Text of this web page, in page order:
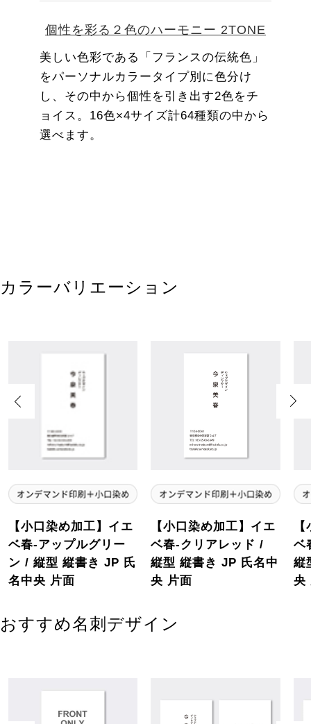
個性を彩る２色のハーモニー 2TONE
美しい色彩である「フランスの伝統色」
をパーソナルカラータイプ別に色分け
し、その中から個性を引き出す2色をチ
ョイス。16色×4サイズ計64種類の中から
選べます。
カラーバリエーション
【小口染め加工】イエ
ベ春-アップルグリー
ン / 縦型 縦書き JP 氏
名中央 片面
【小口染め加工】イエ
ベ春-クリアレッド /
縦型 縦書き JP 氏名中
央 片面
ベ
縦
央
Previous
おすすめ名刺デザイン